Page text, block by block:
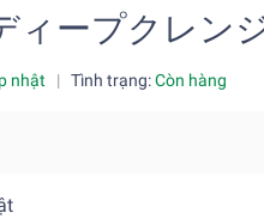
ィープクレン
nhật | Tình trạng:Còn hàng